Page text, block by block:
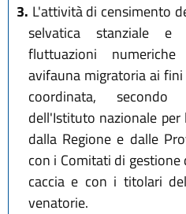
3. L'attività di censimento
selvatica stanziale
fluttuazioni
avifauna migratoria ai
coordinata,
dell'Istituto nazionale per
dalla Regione e dalle
con i Comitati di
caccia e con i titolari
venatorie.